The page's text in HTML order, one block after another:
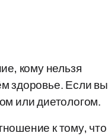
кому нельзя
здоровье. Если вы
или диетологом.
к тому, что